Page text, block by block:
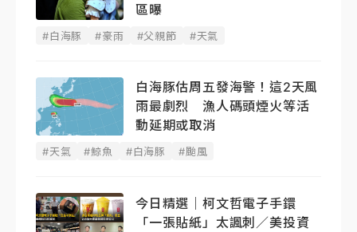
區曝
#白海豚 #豪雨 #父親節 #天氣
白海豚估周五發海警！這2天風
雨最劇烈 漁人碼頭煙火等活
動延期或取消
#天氣 #鯨魚 #白海豚 #颱風
今日精選｜柯文哲電子手鐶
「一張貼紙」太諷刺／美投資